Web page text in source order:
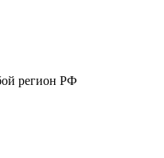
регион РФ